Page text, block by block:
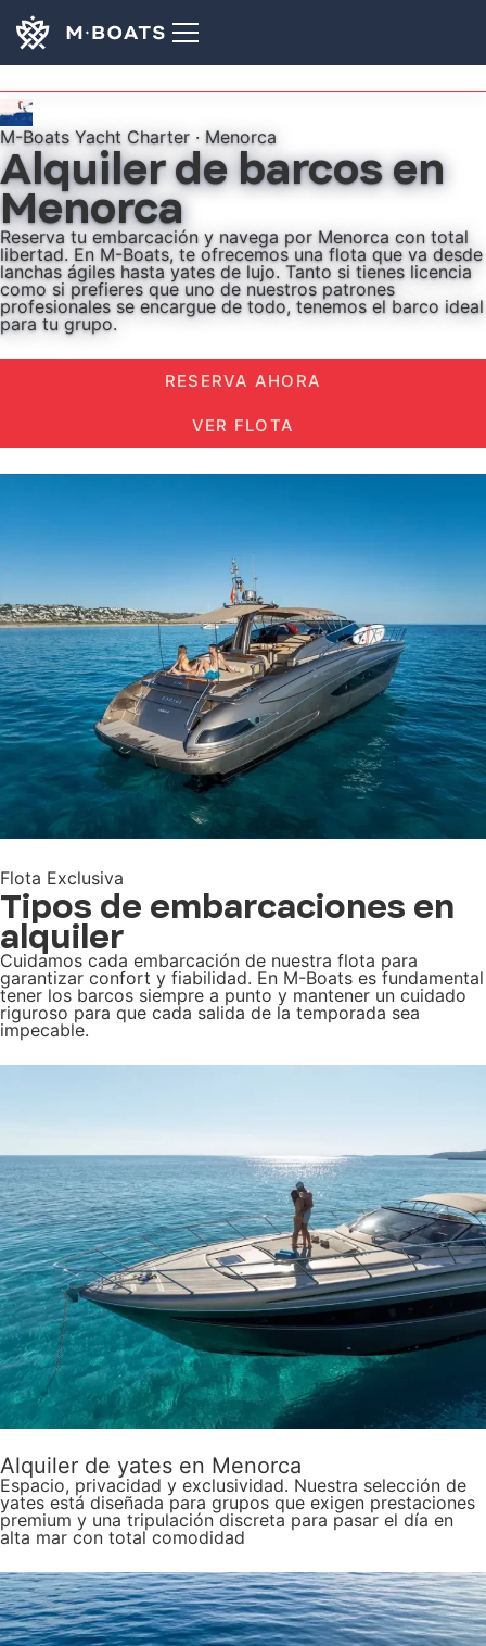
Alquiler
Alquiler con patrón
Alquiler sin patrón
Alquiler de lanchas
Puerto de origen
Mahón
Binibeca
Actividades
Alquiler de barco para eventos
Tipos de embarcaciones
M-Boats Yacht Charter · Menorca
Alquiler de barcos en
Menorca
Reserva tu embarcación y navega por Menorca con total
libertad. En M-Boats, te ofrecemos una flota que va desde
lanchas ágiles hasta yates de lujo. Tanto si tienes licencia
como si prefieres que uno de nuestros patrones
profesionales se encargue de todo, tenemos el barco ideal
para tu grupo.
RESERVA AHORA
VER FLOTA
Flota Exclusiva
Tipos de embarcaciones en
alquiler
Cuidamos cada embarcación de nuestra flota para
garantizar confort y fiabilidad. En M-Boats es fundamental
tener los barcos siempre a punto y mantener un cuidado
riguroso para que cada salida de la temporada sea
impecable.
Alquiler de yates en Menorca
Espacio, privacidad y exclusividad. Nuestra selección de
yates está diseñada para grupos que exigen prestaciones
premium y una tripulación discreta para pasar el día en
alta mar con total comodidad